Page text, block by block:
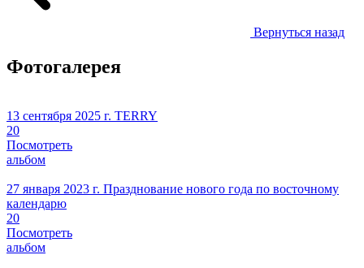
Вернуться назад
Фотогалерея
13 сентября 2025 г. TERRY
20
Посмотреть
альбом
27 января 2023 г. Празднование нового года по восточному
календарю
20
Посмотреть
альбом